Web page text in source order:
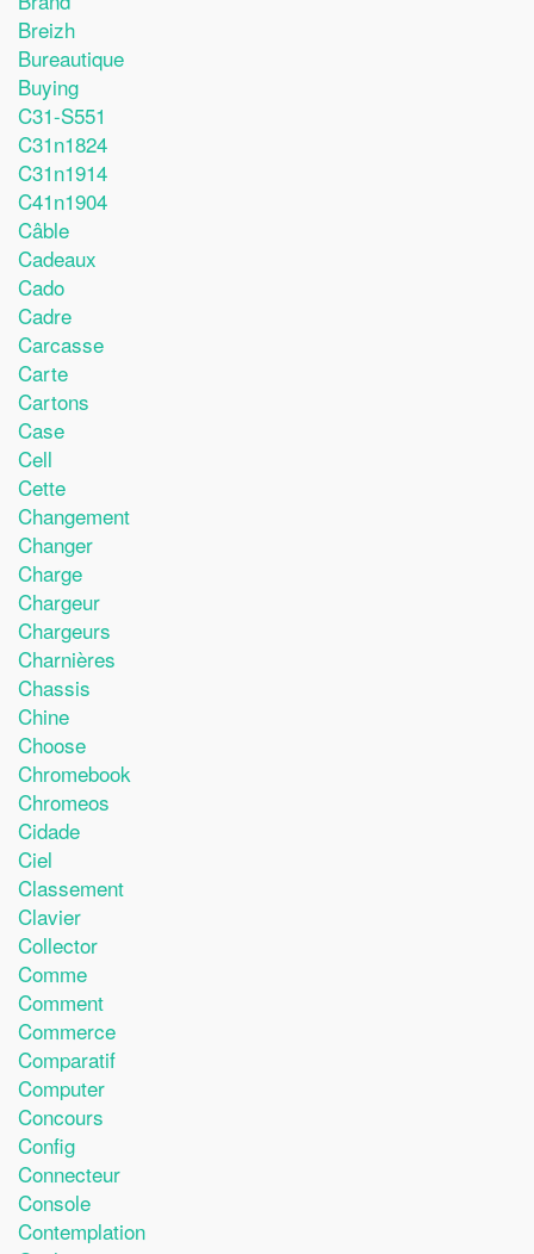
Breizh
Bureautique
Buying
C31-S551
C31n1824
C31n1914
C41n1904
Câble
Cadeaux
Cado
Cadre
Carcasse
Carte
Cartons
Case
Cell
Cette
Changement
Changer
Charge
Chargeur
Chargeurs
Charnières
Chassis
Chine
Choose
Chromebook
Chromeos
Cidade
Ciel
Classement
Clavier
Collector
Comme
Comment
Commerce
Comparatif
Computer
Concours
Config
Connecteur
Console
Contemplation